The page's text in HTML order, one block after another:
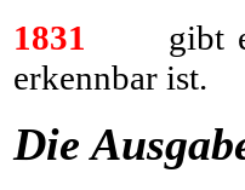
1831 gibt es
erkennbar ist.
Die